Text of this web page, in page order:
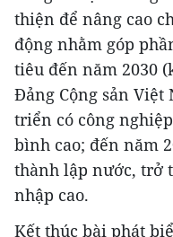
thiện để nâng cao
động nhằm góp
tiêu đến năm 2030
Đảng Cộng sản
triển có công
bình cao; đến năm
thành lập nước, trở
nhập cao.
Kết thúc bài phát